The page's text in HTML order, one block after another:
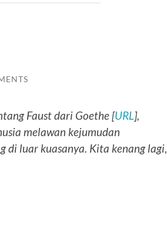
Faust dari Goethe [URL],
melawan kejumudan
di luar kuasanya. Kita kenang lagi,